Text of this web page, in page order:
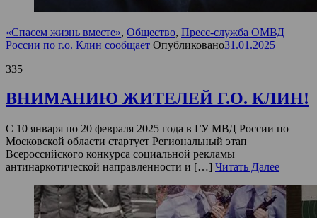
«Спасем жизнь вместе», Общество, Пресс-служба ОМВД
России по г.о. Клин сообщает Опубликовано31.01.2025
335
ВНИМАНИЮ ЖИТЕЛЕЙ Г.О. КЛИН!
С 10 января по 20 февраля 2025 года в ГУ МВД России по
Московской области стартует Региональный этап
Всероссийского конкурса социальной рекламы
антинаркотической направленности и […] Читать Далее